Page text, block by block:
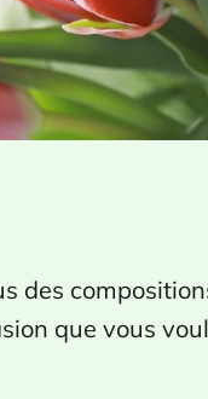
des
que vous